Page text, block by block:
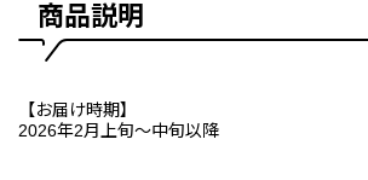
商品説明
【お届け時期】
2026年2月上旬～中旬以降